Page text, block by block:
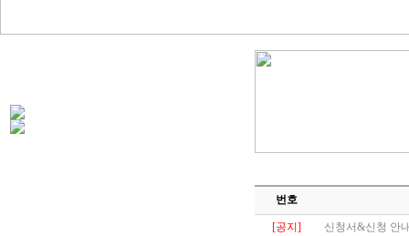
번호
[공지] 신청서&신청 안